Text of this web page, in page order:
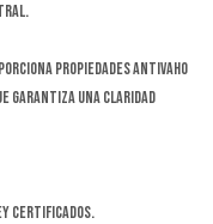
propiedades antivaho
garantiza una claridad
certificados.